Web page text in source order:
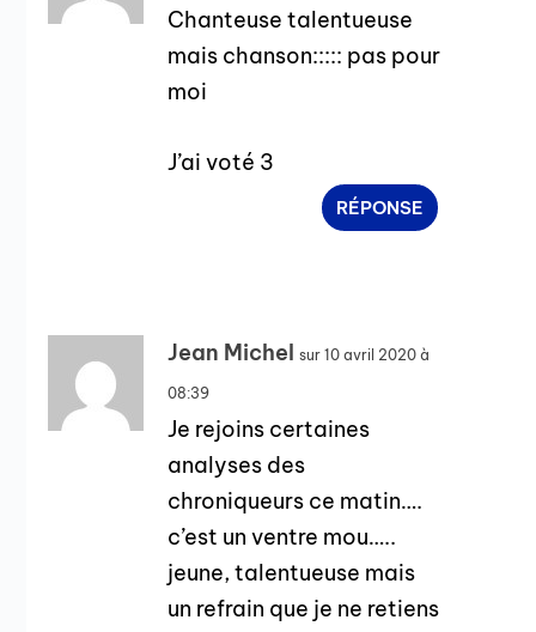
Chanteuse talentueuse
mais chanson::::: pas pour
moi
J’ai voté 3
RÉPONSE
Jean Michel sur 10 avril 2020 à
08:39
Je rejoins certaines
analyses des
chroniqueurs ce matin….
c’est un ventre mou…..
jeune, talentueuse mais
un refrain que je ne retiens